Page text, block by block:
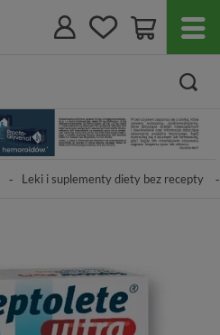
Leki i suplementy diety bez recepty